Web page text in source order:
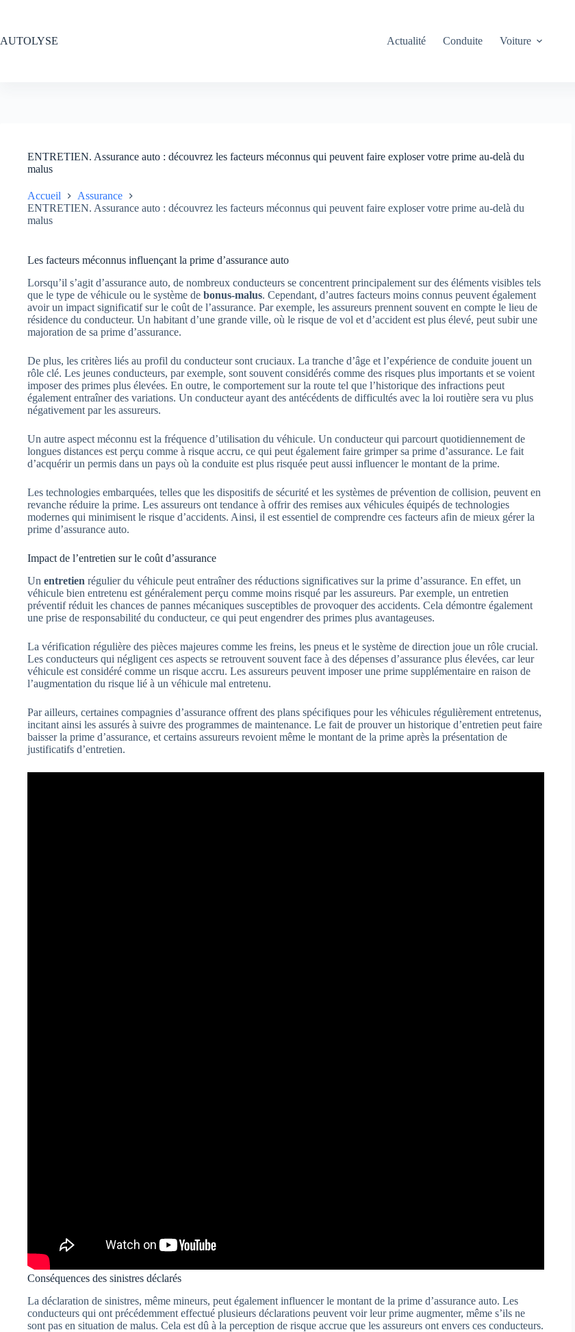
AUTOLYSE
Actualité Conduite Voiture
ENTRETIEN. Assurance auto : découvrez les facteurs méconnus qui peuvent faire exploser votre prime au-delà du
malus
Accueil
Assurance
ENTRETIEN. Assurance auto : découvrez les facteurs méconnus qui peuvent faire exploser votre prime au-delà du
malus
Les facteurs méconnus influençant la prime d’assurance auto
Lorsqu’il s’agit d’assurance auto, de nombreux conducteurs se concentrent principalement sur des éléments visibles tels
que le type de véhicule ou le système de bonus-malus. Cependant, d’autres facteurs moins connus peuvent également
avoir un impact significatif sur le coût de l’assurance. Par exemple, les assureurs prennent souvent en compte le lieu de
résidence du conducteur. Un habitant d’une grande ville, où le risque de vol et d’accident est plus élevé, peut subir une
majoration de sa prime d’assurance.
De plus, les critères liés au profil du conducteur sont cruciaux. La tranche d’âge et l’expérience de conduite jouent un
rôle clé. Les jeunes conducteurs, par exemple, sont souvent considérés comme des risques plus importants et se voient
imposer des primes plus élevées. En outre, le comportement sur la route tel que l’historique des infractions peut
également entraîner des variations. Un conducteur ayant des antécédents de difficultés avec la loi routière sera vu plus
négativement par les assureurs.
Un autre aspect méconnu est la fréquence d’utilisation du véhicule. Un conducteur qui parcourt quotidiennement de
longues distances est perçu comme à risque accru, ce qui peut également faire grimper sa prime d’assurance. Le fait
d’acquérir un permis dans un pays où la conduite est plus risquée peut aussi influencer le montant de la prime.
Les technologies embarquées, telles que les dispositifs de sécurité et les systèmes de prévention de collision, peuvent en
revanche réduire la prime. Les assureurs ont tendance à offrir des remises aux véhicules équipés de technologies
modernes qui minimisent le risque d’accidents. Ainsi, il est essentiel de comprendre ces facteurs afin de mieux gérer la
prime d’assurance auto.
Impact de l’entretien sur le coût d’assurance
Un entretien régulier du véhicule peut entraîner des réductions significatives sur la prime d’assurance. En effet, un
véhicule bien entretenu est généralement perçu comme moins risqué par les assureurs. Par exemple, un entretien
préventif réduit les chances de pannes mécaniques susceptibles de provoquer des accidents. Cela démontre également
une prise de responsabilité du conducteur, ce qui peut engendrer des primes plus avantageuses.
La vérification régulière des pièces majeures comme les freins, les pneus et le système de direction joue un rôle crucial.
Les conducteurs qui négligent ces aspects se retrouvent souvent face à des dépenses d’assurance plus élevées, car leur
véhicule est considéré comme un risque accru. Les assureurs peuvent imposer une prime supplémentaire en raison de
l’augmentation du risque lié à un véhicule mal entretenu.
Par ailleurs, certaines compagnies d’assurance offrent des plans spécifiques pour les véhicules régulièrement entretenus,
incitant ainsi les assurés à suivre des programmes de maintenance. Le fait de prouver un historique d’entretien peut faire
baisser la prime d’assurance, et certains assureurs revoient même le montant de la prime après la présentation de
justificatifs d’entretien.
Conséquences des sinistres déclarés
La déclaration de sinistres, même mineurs, peut également influencer le montant de la prime d’assurance auto. Les
conducteurs qui ont précédemment effectué plusieurs déclarations peuvent voir leur prime augmenter, même s’ils ne
sont pas en situation de malus. Cela est dû à la perception de risque accrue que les assureurs ont envers ces conducteurs.